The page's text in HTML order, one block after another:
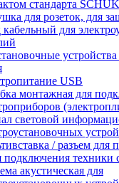
стандарта
для розеток, для
для
USB
монтажная для
световой
/ разъем для
подключения техники
акустическая для